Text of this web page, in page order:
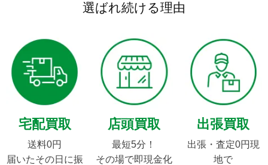
選ばれ続ける理由
宅配買取
送料0円
届いたその日に振
店頭買取
最短5分！
その場で即現金化
出張買取
出張・査定0円現
地で